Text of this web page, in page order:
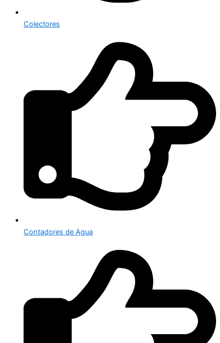
Colectores
Contadores de Agua